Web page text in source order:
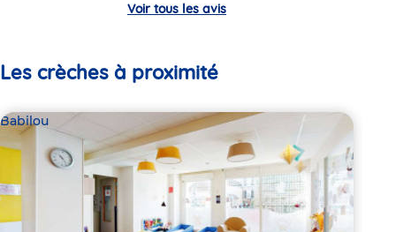
Voir tous les avis
Les crèches à proximité
Babilou